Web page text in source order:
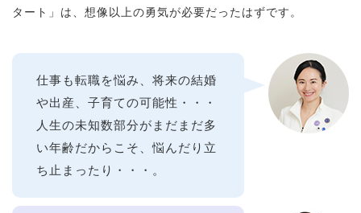
タート」は、想像以上の勇気が必要だったはずです。
仕事も転職を悩み、将来の結婚
や出産、子育ての可能性・・・
人生の未知数部分がまだまだ多
い年齢だからこそ、悩んだり立
ち止まったり・・・。